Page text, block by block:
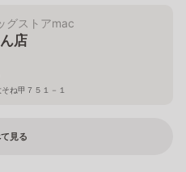
グストアmac
店
ね甲７５１－１
見る